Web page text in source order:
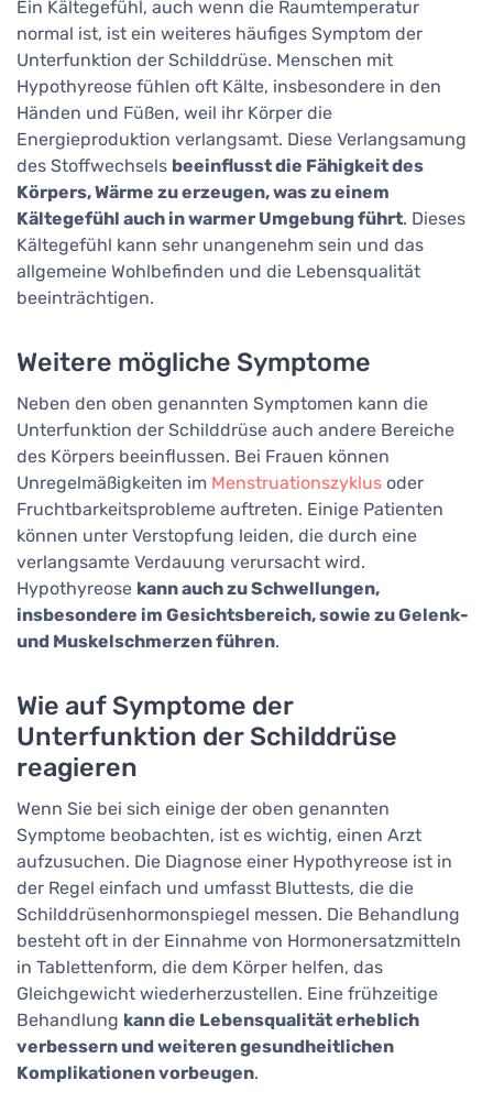
Ein Kältegefühl, auch wenn die Raumtemperatur
normal ist, ist ein weiteres häufiges Symptom der
Unterfunktion der Schilddrüse. Menschen mit
Hypothyreose fühlen oft Kälte, insbesondere in den
Händen und Füßen, weil ihr Körper die
Energieproduktion verlangsamt. Diese Verlangsamung
des Stoffwechsels beeinflusst die Fähigkeit des
Körpers, Wärme zu erzeugen, was zu einem
Kältegefühl auch in warmer Umgebung führt. Dieses
Kältegefühl kann sehr unangenehm sein und das
allgemeine Wohlbefinden und die Lebensqualität
beeinträchtigen.
Weitere mögliche Symptome
Neben den oben genannten Symptomen kann die
Unterfunktion der Schilddrüse auch andere Bereiche
des Körpers beeinflussen. Bei Frauen können
Unregelmäßigkeiten im Menstruationszyklus oder
Fruchtbarkeitsprobleme auftreten. Einige Patienten
können unter Verstopfung leiden, die durch eine
verlangsamte Verdauung verursacht wird.
Hypothyreose kann auch zu Schwellungen,
insbesondere im Gesichtsbereich, sowie zu Gelenk-
und Muskelschmerzen führen.
Wie auf Symptome der
Unterfunktion der Schilddrüse
reagieren
Wenn Sie bei sich einige der oben genannten
Symptome beobachten, ist es wichtig, einen Arzt
aufzusuchen. Die Diagnose einer Hypothyreose ist in
der Regel einfach und umfasst Bluttests, die die
Schilddrüsenhormonspiegel messen. Die Behandlung
besteht oft in der Einnahme von Hormonersatzmitteln
in Tablettenform, die dem Körper helfen, das
Gleichgewicht wiederherzustellen. Eine frühzeitige
Behandlung kann die Lebensqualität erheblich
verbessern und weiteren gesundheitlichen
Komplikationen vorbeugen.